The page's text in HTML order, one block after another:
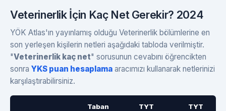
Veterinerlik İçin Kaç Net Gerekir? 2024
YÖK Atlas'ın yayınlamış olduğu Veterinerlik bölümlerine en
son yerleşen kişilerin netleri aşağıdaki tabloda verilmiştir.
"Veterinerlik kaç net" sorusunun cevabını öğrencikten
sonra YKS puan hesaplama aracımızı kullanarak netlerinizi
karşılaştırabilirsiniz.
Taban
TYT
TYT